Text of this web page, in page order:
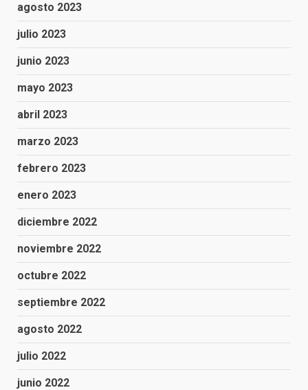
agosto 2023
julio 2023
junio 2023
mayo 2023
abril 2023
marzo 2023
febrero 2023
enero 2023
diciembre 2022
noviembre 2022
octubre 2022
septiembre 2022
agosto 2022
julio 2022
junio 2022